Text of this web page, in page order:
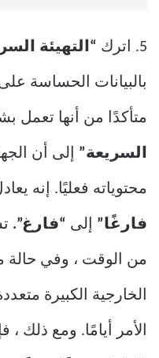
5. اترك “التهيئة
بالبيانات الحساسة
متأكدًا من أنها تعمل
السريعة” إلى أن
محتوياته فعليًا. إنه
فارغًا” إلى “فارغ”.
من الوقت ، وفي حالة
الخارجية الكبيرة
الأمر أيامًا. ومع ذلك ،